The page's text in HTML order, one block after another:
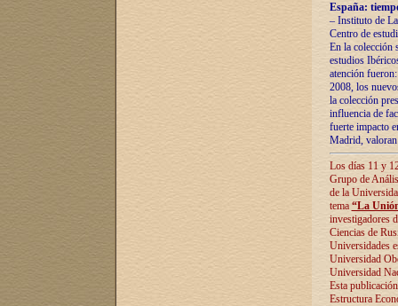
España:
– Instituto de
Centro de
En la colección
estudios
atención
2008, los
la colección
influencia de
fuerte impacto
Madrid,
Los días 11 y
Grupo de
de la
tema “La
investigadores
Ciencias de
Universidades
Universidad
Universidad
Esta
Estructura